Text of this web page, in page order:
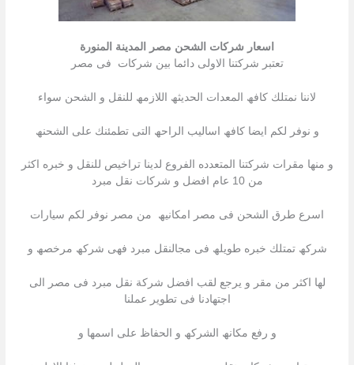
اسعار شركات الشحن مصر المدينة المنورة
تعتبر شركتنا الاولى دائما بین شركات فى مصر
لاننا نمتلك كافھ المعدات الحدیثھ اللازمھ للنقل و الشحن سواء
و نوفر لكم ایضا كافھ اسالیب الراحھ التى تطمئنك على الشحنھ
و منھا مقرات شركتنا المتعدده الفروع لدینا تراخیص للنقل و خبره اكثر
من 10 عام افضل و شركات نقل مبرد
اسرع طرق الشحن فى مصر امكانیھ من مصر نوفر لكم سیارات
شركھ تمتلك خبره طویلھ فى مجالنقل مبرد فھى شركھ مرخصھ و
لھا اكثر من مقر و یرجع لقب افضل شركة نقل مبرد فى مصر الى
اجتھادنا فى تطویر عملنا
و رفع مكانھ الشركھ و الحفاظ على اسمھا و